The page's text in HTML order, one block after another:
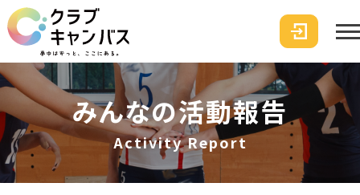
みんなの活動報告
Activity Report